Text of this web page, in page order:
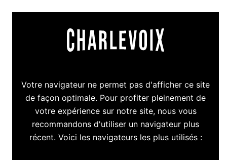
Votre navigateur ne permet pas d'afficher ce site
de façon optimale. Pour profiter pleinement de
votre expérience sur notre site, nous vous
recommandons d'utiliser un navigateur plus
récent. Voici les navigateurs les plus utilisés :